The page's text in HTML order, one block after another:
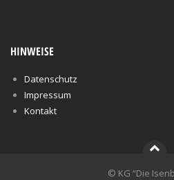
HINWEISE
Datenschutz
Impressum
Kontakt
© KG “Die